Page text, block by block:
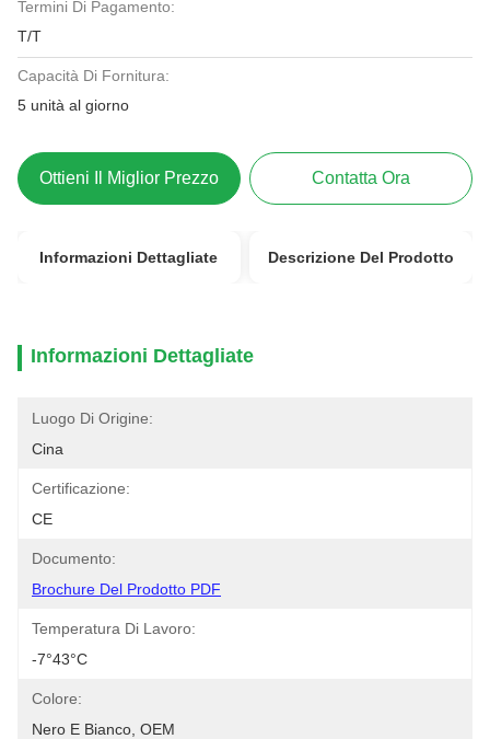
Termini Di Pagamento:
T/T
Capacità Di Fornitura:
5 unità al giorno
Ottieni Il Miglior Prezzo Contatta Ora
Informazioni Dettagliate Descrizione Del Prodotto
Informazioni Dettagliate
Luogo Di Origine:
Cina
Certificazione:
CE
Documento:
Brochure Del Prodotto PDF
Temperatura Di Lavoro:
-7°43°C
Colore:
Nero E Bianco, OEM